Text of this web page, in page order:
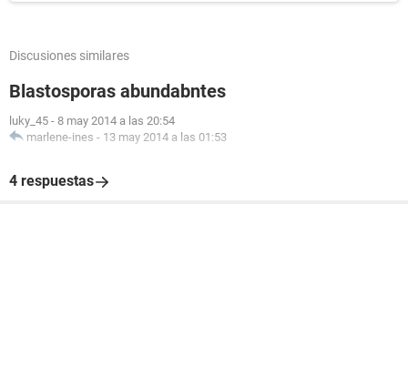
Discusiones similares
Blastosporas abundabntes
luky_45 - 8 may 2014 a las 20:54
marlene-ines - 13 may 2014 a las 01:53
4 respuestas